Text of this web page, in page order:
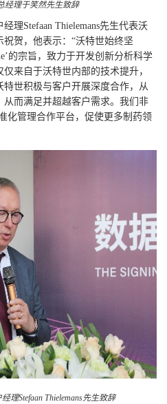
经理于笑然先生致辞
理Stefaan Thielemans先生代表沃
贺，他表示：“沃特世始终坚
的宗旨，致力于开发创新分析科学
来自于沃特世内部的技术提升，
世积极与客户开展深度合作，从
而满足并超越客户需求。我们非
化管理合作平台，促使更多制药领
理Stefaan Thielemans先生致辞